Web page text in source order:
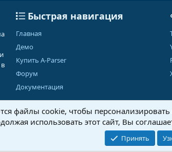
Быстрая навигация
Главная
Демо
Купить A-Parser
Форум
Документация
Community platform by XenForo
файлы cookie, чтобы
использовать этот сайт, Вы
Принять